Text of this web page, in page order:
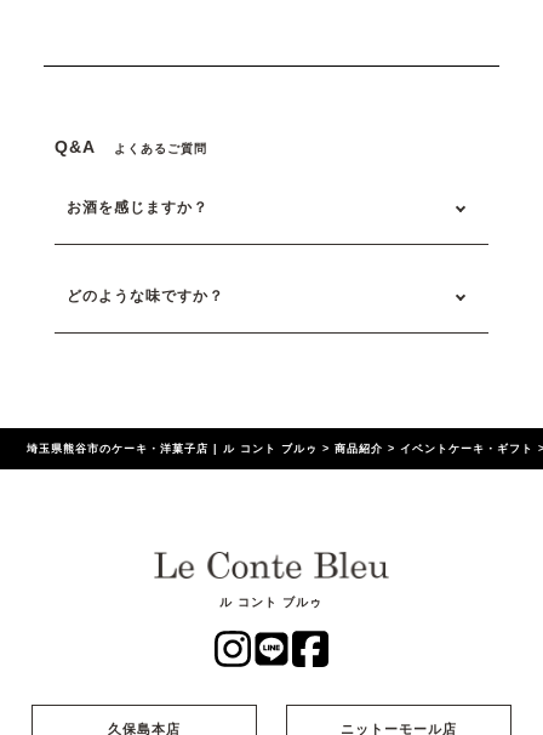
Q&A よくあるご質問
お酒を感じますか？
どのような味ですか？
埼玉県熊谷市のケーキ・洋菓子店 | ル コント ブルゥ >商品紹介 >イベントケーキ・ギフト
ル コント ブルゥ
久保島本店 ニットーモール店